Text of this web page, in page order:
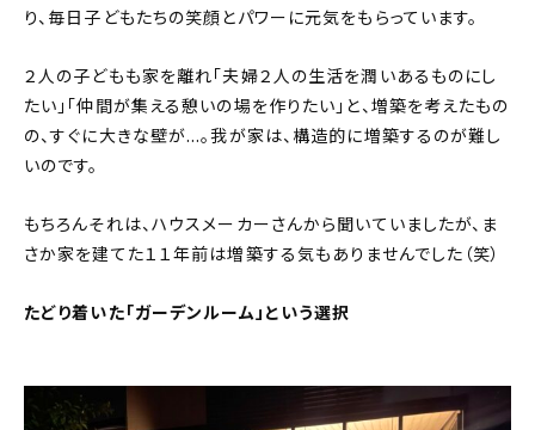
り、毎日子どもたちの笑顔とパワーに元気をもらっています。
２人の子どもも家を離れ「夫婦２人の生活を潤いあるものにし
たい」「仲間が集える憩いの場を作りたい」と、増築を考えたもの
の、すぐに大きな壁が…。我が家は、構造的に増築するのが難し
いのです。
もちろんそれは、ハウスメーカーさんから聞いていましたが、ま
さか家を建てた１１年前は増築する気もありませんでした（笑）
たどり着いた「ガーデンルーム」という選択